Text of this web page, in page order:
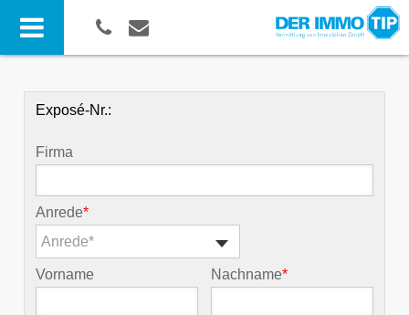
Exposé-Nr.:
Firma
Anrede*
Anrede*
Vorname Nachname*